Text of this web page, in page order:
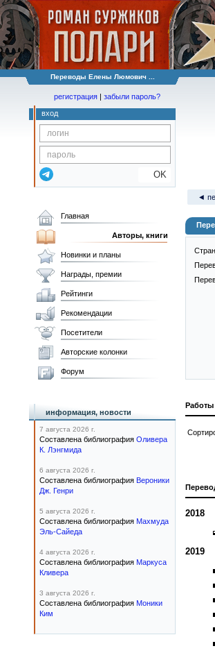
Переводы Елены Люмович ...
регистрация | забыли пароль?
вход
OK
◄
2018
2019
Главная
Авторы, книги
Новинки и планы
Награды, премии
Рейтинги
Рекомендации
Посетители
Авторские колонки
Форум
информация, новости
7 августа 2026 г.
Составлена библиография Оливера
К. Лэнгмида
6 августа 2026 г.
Составлена библиография Вероники
Дж. Генри
5 августа 2026 г.
Составлена библиография Махмуда
Эль-Сайеда
4 августа 2026 г.
Составлена библиография Маркуса
Кливера
3 августа 2026 г.
Составлена библиография Моники
Ким